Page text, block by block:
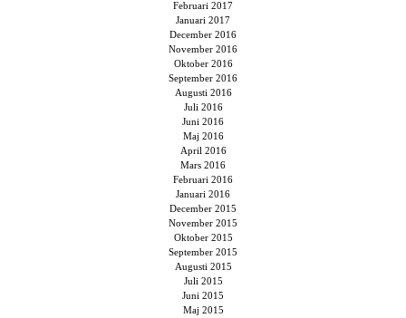
Februari 2017
Januari 2017
December 2016
November 2016
Oktober 2016
September 2016
Augusti 2016
Juli 2016
Juni 2016
Maj 2016
April 2016
Mars 2016
Februari 2016
Januari 2016
December 2015
November 2015
Oktober 2015
September 2015
Augusti 2015
Juli 2015
Juni 2015
Maj 2015